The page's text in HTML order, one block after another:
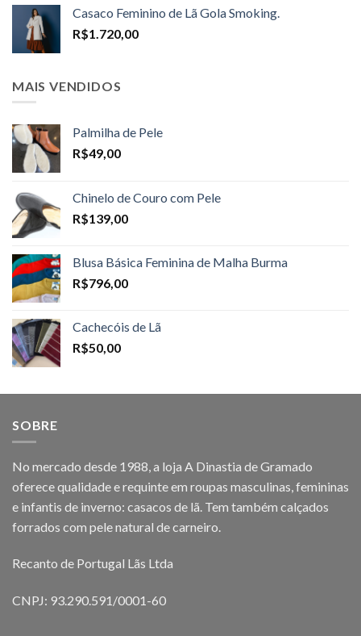
through
Casaco Feminino de Lã Gola Smoking.
R$1.720,00
MAIS VENDIDOS
Palmilha de Pele
R$49,00
Chinelo de Couro com Pele
R$139,00
Blusa Básica Feminina de Malha Burma
R$796,00
Cachecóis de Lã
R$50,00
SOBRE
No mercado desde 1988, a loja A Dinastia de Gramado
oferece qualidade e requinte em roupas masculinas, femininas
e infantis de inverno: casacos de lã. Tem também calçados
forrados com pele natural de carneiro.
Recanto de Portugal Lãs Ltda
CNPJ: 93.290.591/0001-60